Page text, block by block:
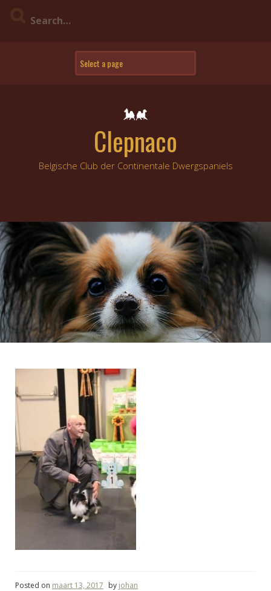
Clepnaco
Belgische Club der Continentale Dwergspaniels
Posted on maart 13, 2017 by johan